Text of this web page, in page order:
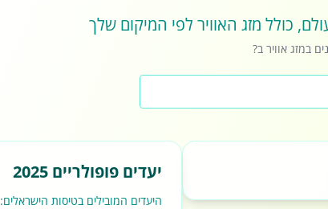
כולל מזג האוויר לפי המיקום שלך
במזג אוויר ב?
יעדים פופולריים 2025
היעדים המובילים בטיסות הישראלים: